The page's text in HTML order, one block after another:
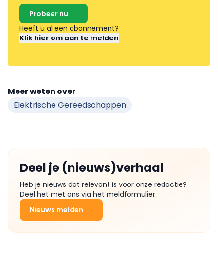
Probeer nu
Heeft u al een abonnement?
Klik hier om aan te melden
Meer weten over
Elektrische Gereedschappen
Deel je (nieuws)verhaal
Heb je nieuws dat relevant is voor onze redactie?
Deel het met ons via het meldformulier.
Nieuws melden